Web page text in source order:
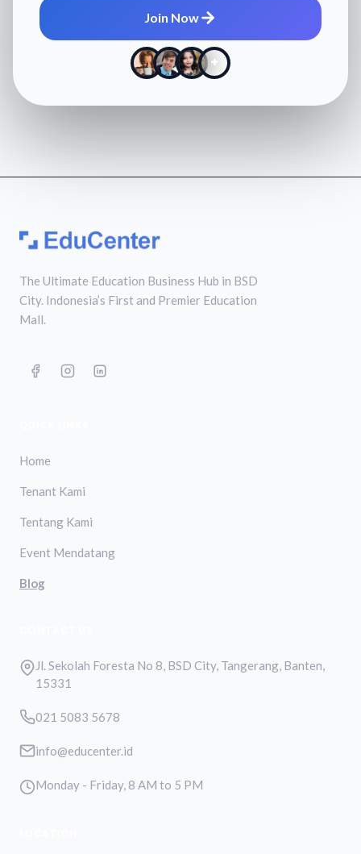
Join Now
+
The Ultimate Education Business Hub in BSD
City. Indonesia’s First and Premier Education
Mall.
Home
Tenant Kami
Tentang Kami
Event Mendatang
Blog
Jl. Sekolah Foresta No 8, BSD City, Tangerang, Banten,
15331
021 5083 5678
info@educenter.id
Monday - Friday, 8 AM to 5 PM